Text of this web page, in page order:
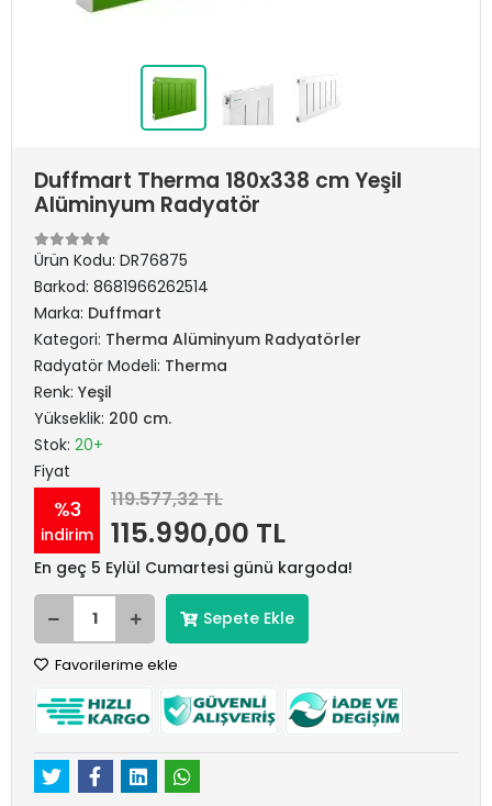
Duffmart Therma 180x338 cm Yeşil
Alüminyum Radyatör
Ürün Kodu: DR76875
Barkod: 8681966262514
Marka: Duffmart
Kategori: Therma Alüminyum Radyatörler
Radyatör Modeli: Therma
Renk: Yeşil
Yükseklik: 200 cm.
Stok: 20+
Fiyat
%3
indirim
119.577,32 TL
115.990,00 TL
En geç 5 Eylül Cumartesi günü kargoda!
Sepete Ekle
Favorilerime ekle